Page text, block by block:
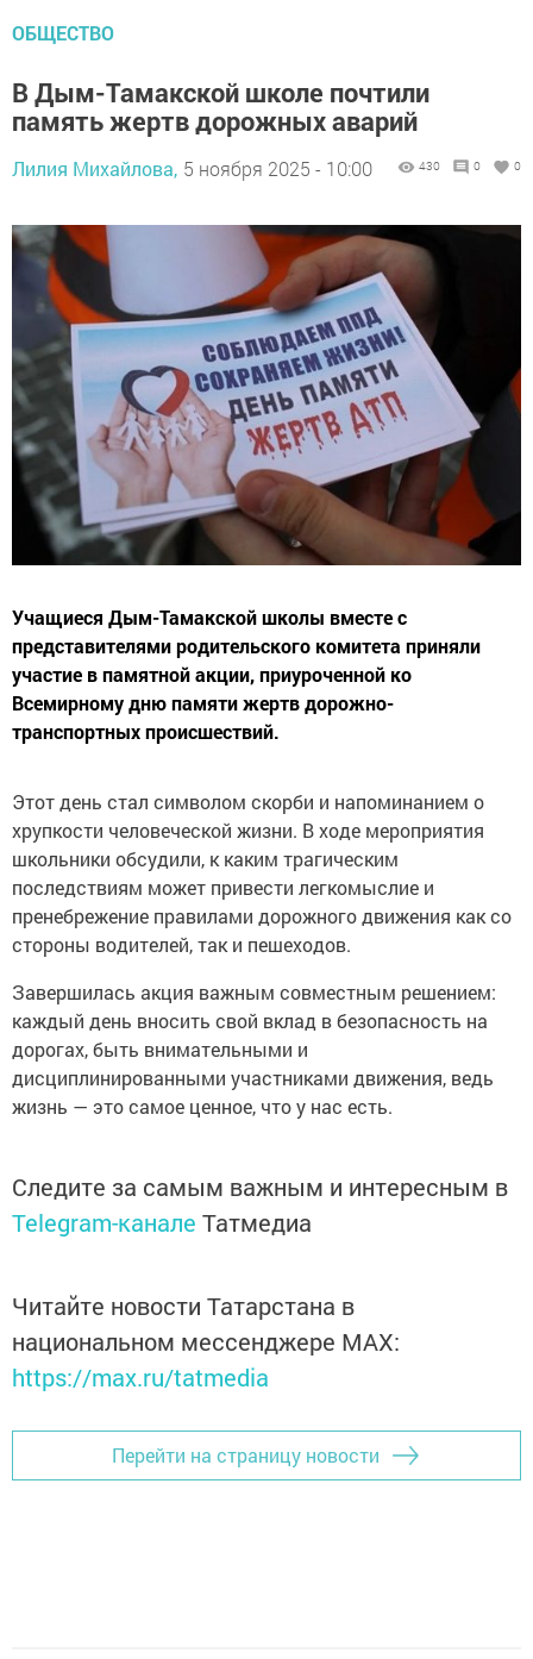
ОБЩЕСТВО
В Дым-Тамакской школе почтили
память жертв дорожных аварий
Лилия Михайлова, 5 ноября 2025 - 10:00 430 0 0
Учащиеся Дым-Тамакской школы вместе с
представителями родительского комитета приняли
участие в памятной акции, приуроченной ко
Всемирному дню памяти жертв дорожно-
транспортных происшествий.
Этот день стал символом скорби и напоминанием о
хрупкости человеческой жизни. В ходе мероприятия
школьники обсудили, к каким трагическим
последствиям может привести легкомыслие и
пренебрежение правилами дорожного движения как со
стороны водителей, так и пешеходов.
Завершилась акция важным совместным решением:
каждый день вносить свой вклад в безопасность на
дорогах, быть внимательными и
дисциплинированными участниками движения, ведь
жизнь — это самое ценное, что у нас есть.
Следите за самым важным и интересным в
Telegram-канале Татмедиа
Читайте новости Татарстана в
национальном мессенджере MАХ:
https://max.ru/tatmedia
Перейти на страницу новости